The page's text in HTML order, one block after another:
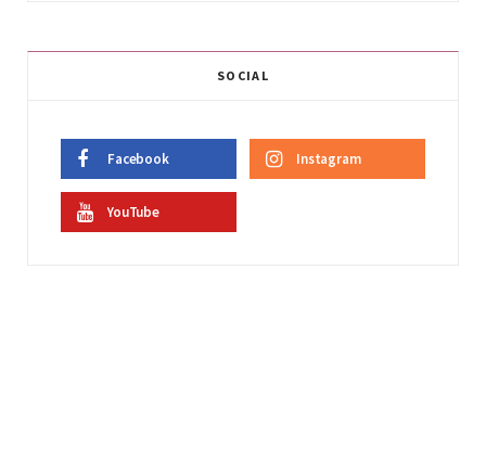
SOCIAL
Facebook Instagram
YouTube